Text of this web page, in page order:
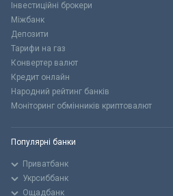
Інвестиційні брокери
Міжбанк
Депозити
Тарифи на газ
Конвертер валют
Кредит онлайн
Народний рейтинг банків
Моніторинг обмінників криптовалют
Популярні банки
Приватбанк
Укрсиббанк
Ощадбанк